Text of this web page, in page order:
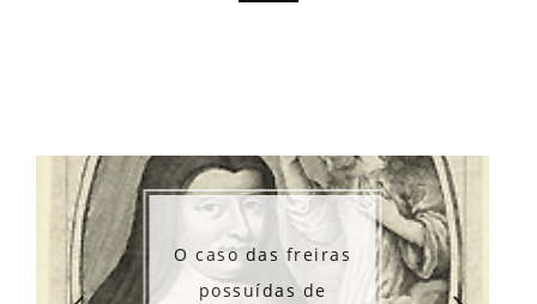
O caso das freiras
possuídas de